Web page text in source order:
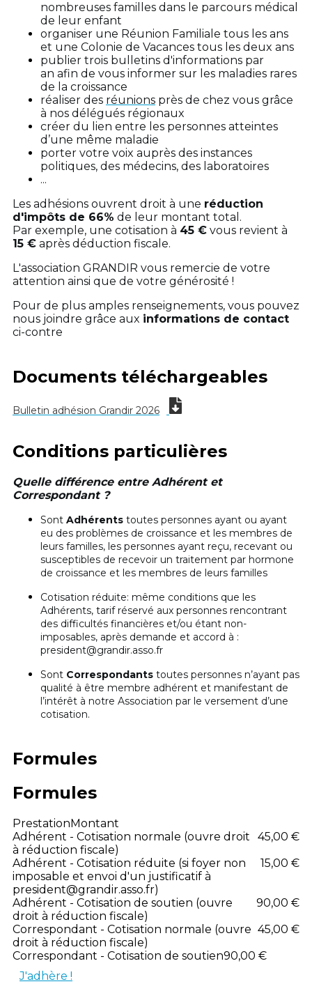
nombreuses familles dans le parcours médical
de leur enfant
organiser une Réunion Familiale tous les ans
et une Colonie de Vacances tous les deux ans
publier trois bulletins d'informations par
an afin de vous informer sur les maladies rares
de la croissance
réaliser des réunions près de chez vous grâce
à nos délégués régionaux
créer du lien entre les personnes atteintes
d’une même maladie
porter votre voix auprès des instances
politiques, des médecins, des laboratoires
...
Les adhésions ouvrent droit à une réduction
d'impôts de 66% de leur montant total.
Par exemple, une cotisation à 45 € vous revient à
15 € après déduction fiscale.
L'association GRANDIR vous remercie de votre
attention ainsi que de votre générosité !
Pour de plus amples renseignements, vous pouvez
nous joindre grâce aux informations de contact
ci-contre
Documents téléchargeables
Bulletin adhésion Grandir 2026
Conditions particulières
Quelle différence entre Adhérent et
Correspondant ?
Sont Adhérents toutes personnes ayant ou ayant
eu des problèmes de croissance et les membres de
leurs familles, les personnes ayant reçu, recevant ou
susceptibles de recevoir un traitement par hormone
de croissance et les membres de leurs familles
Cotisation réduite: même conditions que les
Adhérents, tarif réservé aux personnes rencontrant
des difficultés financières et/ou étant non-
imposables, après demande et accord à :
president@grandir.asso.fr
Sont Correspondants toutes personnes n’ayant pas
qualité à être membre adhérent et manifestant de
l’intérêt à notre Association par le versement d’une
cotisation.
Formules
Formules
PrestationMontant
Adhérent - Cotisation normale (ouvre droit
à réduction fiscale)
45,00 €
Adhérent - Cotisation réduite (si foyer non
imposable et envoi d'un justificatif à
president@grandir.asso.fr)
15,00 €
Adhérent - Cotisation de soutien (ouvre
droit à réduction fiscale)
90,00 €
Correspondant - Cotisation normale (ouvre
droit à réduction fiscale)
45,00 €
Correspondant - Cotisation de soutien90,00 €
J'adhère !